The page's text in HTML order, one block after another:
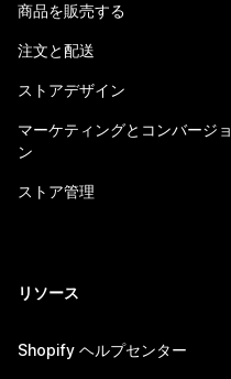
商品を販売する
注文と配送
ストアデザイン
マーケティングとコンバージョ
ン
ストア管理
リソース
Shopify ヘルプセンター